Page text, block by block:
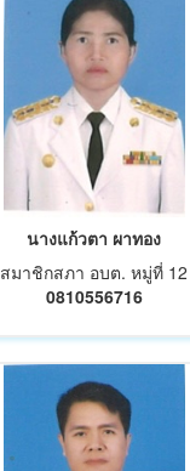
นางแก้วตา ผาทอง
สมาชิกสภา อบต. หมู่ที่ 12
0810556716